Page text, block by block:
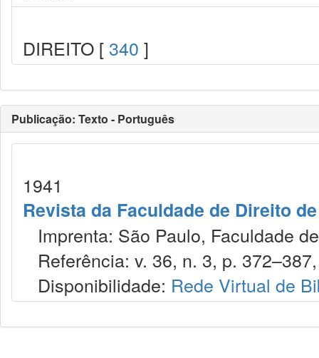
DIREITO [ 340 ]
Publicação: Texto - Português
1941
Revista da Faculdade de Direito
Imprenta: São Paulo, Faculdade
Referência: v. 36, n. 3, p.
Disponibilidade: Rede Virtual de